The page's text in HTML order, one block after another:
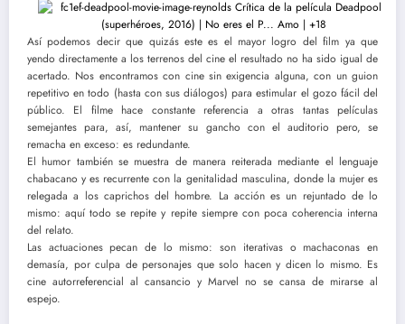
Así podemos decir que quizás este es el mayor logro del film ya que
yendo directamente a los terrenos del cine el resultado no ha sido igual de
acertado. Nos encontramos con cine sin exigencia alguna, con un guion
repetitivo en todo (hasta con sus diálogos) para estimular el gozo fácil del
público. El filme hace constante referencia a otras tantas películas
semejantes para, así, mantener su gancho con el auditorio pero, se
remacha en exceso: es redundante.
El humor también se muestra de manera reiterada mediante el lenguaje
chabacano y es recurrente con la genitalidad masculina, donde la mujer es
relegada a los caprichos del hombre. La acción es un rejuntado de lo
mismo: aquí todo se repite y repite siempre con poca coherencia interna
del relato.
Las actuaciones pecan de lo mismo: son iterativas o machaconas en
demasía, por culpa de personajes que solo hacen y dicen lo mismo. Es
cine autorreferencial al cansancio y Marvel no se cansa de mirarse al
espejo.